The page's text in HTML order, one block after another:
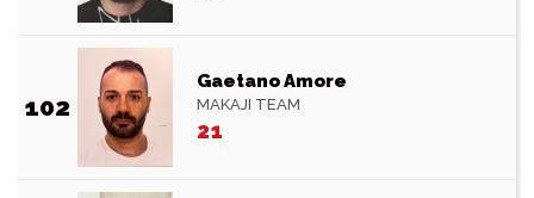
102
Gaetano Amore
MAKAJI TEAM
21